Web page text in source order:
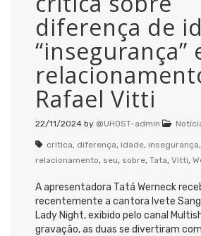
diferença de
“insegurança”
Rafael Vitti
22/11/2024 by @UHOST-admin
critica, diferença, idade, insegurança,
relacionamento, seu, sobre, Tata, Vitti,
A apresentadora Tatá Werneck
recentemente a cantora Ivete
Lady Night, exibido pelo canal
gravação, as duas se divertiram